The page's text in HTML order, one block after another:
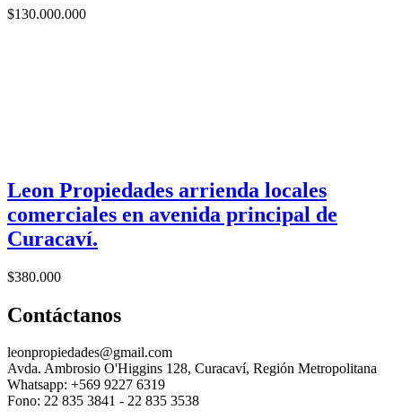
$130.000.000
Leon Propiedades arrienda locales
comerciales en avenida principal de
Curacaví.
$380.000
Contáctanos
leonpropiedades@gmail.com
Avda. Ambrosio O'Higgins 128, Curacaví, Región Metropolitana
Whatsapp: +569 9227 6319
Fono: 22 835 3841 - 22 835 3538